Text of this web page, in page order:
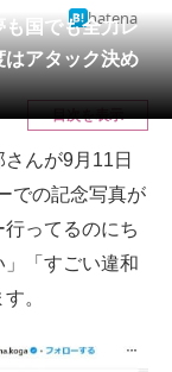
国でも全力レ
アタック決め
hatena
目次を表示
んが9月11日
での記念写真が
行ってるのにち
「すごい違和
。